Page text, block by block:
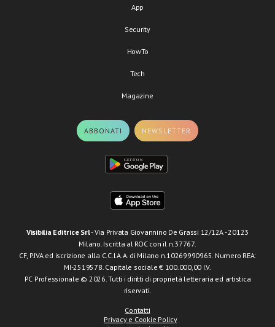
App
Security
HowTo
Tech
Magazine
ABBONATI NEWSLETTER
Visibilia Editrice Srl- Via Privata Giovannino De Grassi 12/12A - 20123
Milano. Iscritta al ROC con il n.37767.
CF, P.IVA ed iscrizione alla C.C.I.A.A. di Milano n.10269990965. Numero REA:
MI-2519578. Capitale sociale € 100.000,00 I.V.
PC Professionale © 2026. Tutti i diritti di proprietà letteraria ed artistica
riservati.
Contatti
Privacy e Cookie Policy